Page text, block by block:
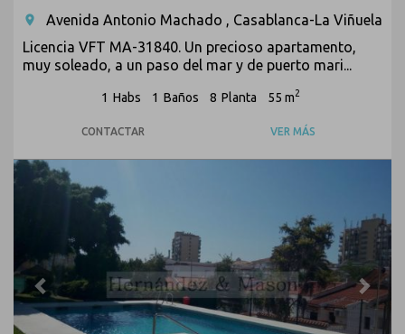
room
Avenida Antonio Machado , Casablanca-La Viñuela
Licencia VFT MA-31840. Un precioso apartamento,
muy soleado, a un paso del mar y de puerto mari...
1 Habs 1 Baños 8 Planta 55 m2
CONTACTAR VER MÁS
Previous